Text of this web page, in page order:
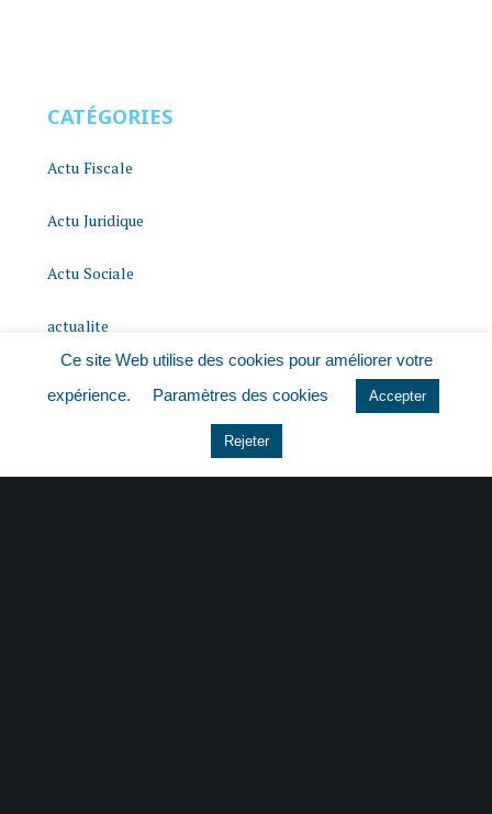
CATÉGORIES
Actu Fiscale
Actu Juridique
Actu Sociale
actualite
Non classé
Ce site Web utilise des cookies pour améliorer votre
expérience.
Paramètres des cookies Accepter
Rejeter